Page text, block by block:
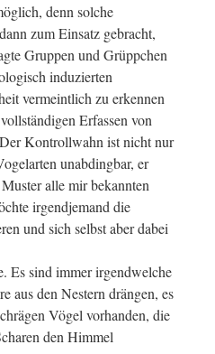
denn solche
zum Einsatz gebracht,
Gruppen und Grüppchen
induzierten
vermeintlich zu erkennen
Erfassen von
Kontrollwahn ist nicht nur
unabdingbar, er
alle mir bekannten
irgendjemand die
und sich selbst aber dabei
Es sind immer irgendwelche
aus den Nestern drängen, es
Vögel vorhanden, die
den Himmel